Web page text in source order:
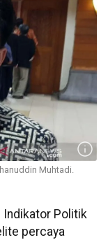
Muhtadi.
Indikator Politik
percaya